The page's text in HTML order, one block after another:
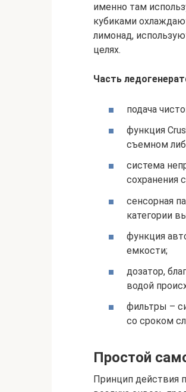
именно там
кубиками
лимонад,
целях.
Часть
подача
функция
съемном
система
сохранения
сенсорная
категории
функция
емкости;
дозатор,
водой
фильтры –
со сроком
Простой
Принцип действия